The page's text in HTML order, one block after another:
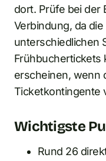
dort. Prüfe bei der
Verbindung, da
unterschiedlichen
Frühbuchertickets
erscheinen, wenn
Ticketkontingente
Wichtigste
Rund 26